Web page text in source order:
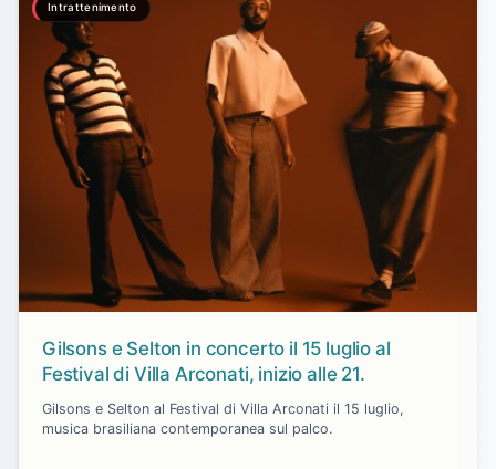
Intrattenimento
Gilsons e Selton in concerto il 15 luglio al
Festival di Villa Arconati, inizio alle 21.
Gilsons e Selton al Festival di Villa Arconati il 15 luglio,
musica brasiliana contemporanea sul palco.